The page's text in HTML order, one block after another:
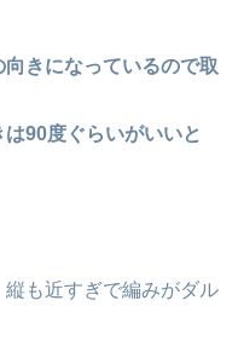
きになっているので取
90度ぐらいがいいと
も近すぎで編みがダル